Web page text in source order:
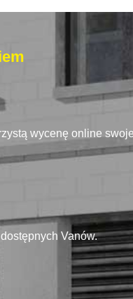
wycenę online
Vanów.